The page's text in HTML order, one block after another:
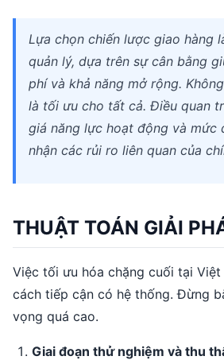
Lựa chọn chiến lược giao hàng
quản lý, dựa trên sự cân bằng
phí và khả năng mở rộng.
là tối ưu cho tất cả. Điều quan
giá năng lực hoạt động và mức
nhận các rủi ro liên quan của
THUẬT TOÁN GIẢI
Việc tối ưu hóa chặng cuối tại
cách tiếp cận có hệ thống. Đừng
vọng quá cao.
Giai đoạn thử nghiệm và thu